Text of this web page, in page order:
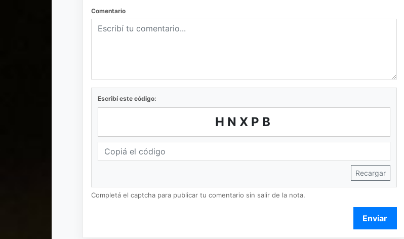
Comentario
Escribí este código:
HNXPB
Recargar
Completá el captcha para publicar tu comentario sin salir de la nota.
Enviar